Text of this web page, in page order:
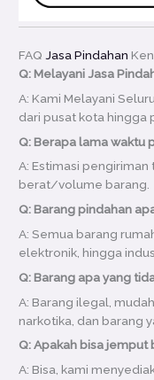
FAQ Jasa Pindahan
Q: Melayani Jasa
A: Kami Melayani
dari pusat kota hingga
Q: Berapa lama waktu
A: Estimasi
berat/volume barang.
Q: Barang pindahan
A: Semua barang
elektronik, hingga
Q: Barang apa yang
A: Barang ilegal,
narkotika, dan barang
Q: Apakah bisa
A: Bisa, kami